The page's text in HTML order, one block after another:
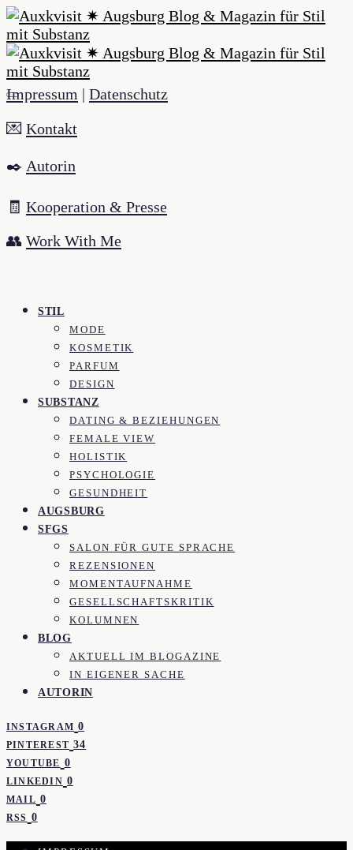
Impressum | Datenschutz
💌 Kontakt
✒️ Autorin
🧾 Kooperation & Presse
👥 Work With Me
STIL
MODE
KOSMETIK
PARFUM
DESIGN
SUBSTANZ
DATING & BEZIEHUNGEN
FEMALE VIEW
HOLISTIK
PSYCHOLOGIE
GESUNDHEIT
AUGSBURG
SFGS
SALON FÜR GUTE SPRACHE
REZENSIONEN
MOMENTAUFNAHME
GESELLSCHAFTSKRITIK
KOLUMNEN
BLOG
AKTUELL IM BLOGAZINE
IN EIGENER SACHE
AUTORIN
INSTAGRAM 0
PINTEREST 34
YOUTUBE 0
LINKEDIN 0
MAIL 0
RSS 0